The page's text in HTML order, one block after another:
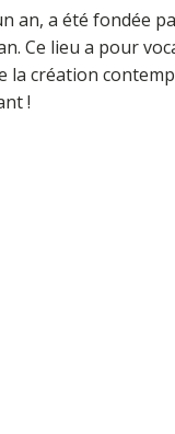
an, a été fondée
Ce lieu a pour
la création
!